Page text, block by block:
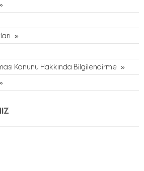
Kanunu Hakkında Bilgilendirme